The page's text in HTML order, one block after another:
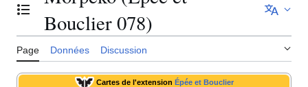
Basculer la table des matières
Bouclier 078)
Page Données Discussion
Cartes de l'extension Épée et Bouclier